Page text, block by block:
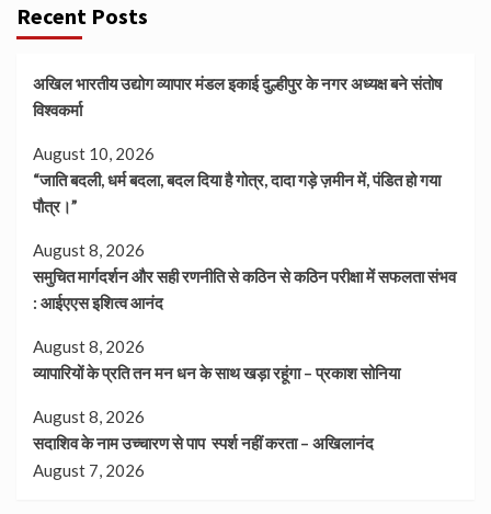
Recent Posts
अखिल भारतीय उद्योग व्यापार मंडल इकाई दुल्हीपुर के नगर अध्यक्ष बने संतोष
विश्वकर्मा
August 10, 2026
“जाति बदली, धर्म बदला, बदल दिया है गोत्र, दादा गड़े ज़मीन में, पंडित हो गया
पौत्र।”
August 8, 2026
समुचित मार्गदर्शन और सही रणनीति से कठिन से कठिन परीक्षा में सफलता संभव
: आईएएस इशित्व आनंद
August 8, 2026
व्यापारियों के प्रति तन मन धन के साथ खड़ा रहूंगा – प्रकाश सोनिया
August 8, 2026
सदाशिव के नाम उच्चारण से पाप स्पर्श नहीं करता – अखिलानंद
August 7, 2026